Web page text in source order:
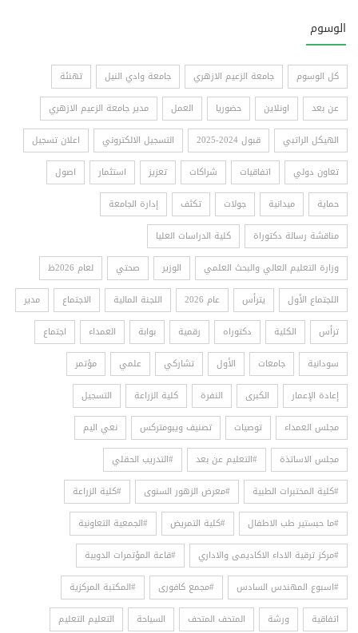
الوسوم
كل الوسوم جامعة الزعيم الازهري جامعة وادي النيل
تهنئة
عن بعد
اونلاين حضوريا العمل
مدير جامعة الزعيم الازهري
الهيكل الراتبي
قبول 2024-2025 التسجيل الالكتروني
اعلان تسجيل
تعاون دولي
اتفاقيات شراكات تعزيز استثمار
اصول
حماية
ميدانية جولات تكثف
إدارة الجامعة
مناقشة رسالة دكتوراة
كلية الدراسات العليا
وزارة التعليم العالي والبحث العلمي
الوزير صحتي
لعام 2026ظ
اللجتماع الأول
يترأس عام 2026 اللجنة المالية الاجتماع
مدير
ترأس
الكلية دكتوراه رقمية بوابة العمداء
اجتماع
سودانية
جامعات الأول تشاركي علمي
مؤتمر
إعادة الإعمار
الكبرى النفرة كلية الزراعة
التسجيل
مجلس العمداء
توصيات تصنيف ويبومتركس
نعي اليم
مجلس الاساتذة
#التعليم عن بعد
#التدريب الحقلي
#كلية المختبرات الطبية
#معرض الزهور السنوى
#كلية الزراعة
#ما حبستير طب الاطفال
#كلية التمريض
#الجمعية التعاونية
#مركز ترقية الاداء الاكاديمى والاداري
#قاعة المؤتمرات الدوبية
#اسبوع المهندس السادس
#مجمع كافورى
#المكتبة المركزية
اتفاقية
ورشة المتحف المتحف السياحة
التعليم التعليم